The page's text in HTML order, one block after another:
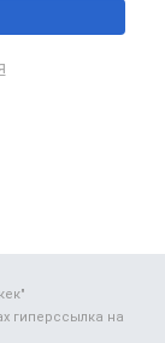
гиперссылка на